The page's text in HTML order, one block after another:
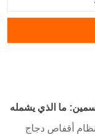
ما الذي يشمله
أقفاص دجاج